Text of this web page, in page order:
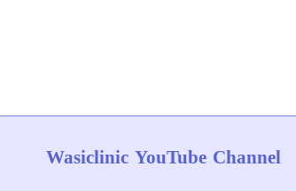
Wasiclinic YouTube Channel